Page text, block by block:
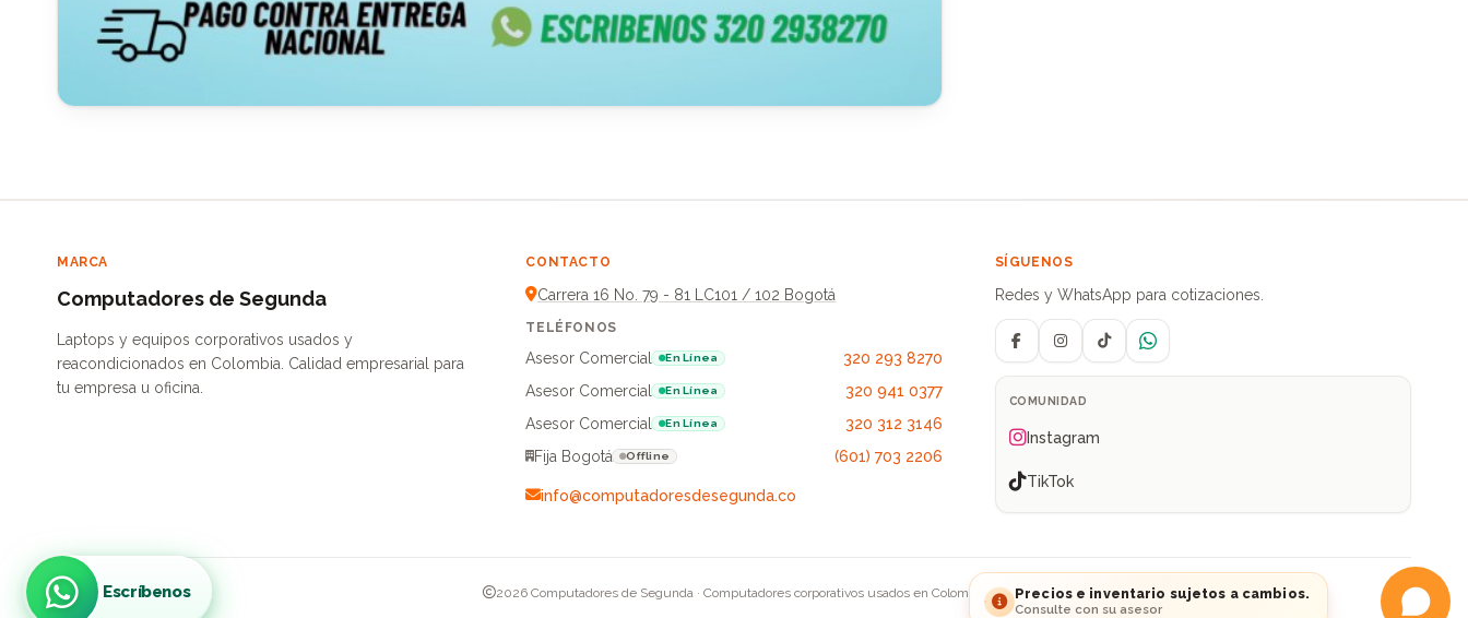
MARCA
Computadores de Segunda
Laptops y equipos corporativos usados y
reacondicionados en Colombia. Calidad empresarial para
tu empresa u oficina.
CONTACTO
Carrera 16 No. 79 - 81 LC101 / 102 Bogotá
TELÉFONOS
Asesor Comercial En Línea
320 293 8270
Asesor Comercial
En Línea
320 941 0377
Asesor Comercial
En Línea
320 312 3146
Fija Bogotá
Offline (601) 703 2206
info@computadoresdesegunda.co
SÍGUENOS
Redes y WhatsApp para cotizaciones.
FacebookInstagramTikTokWhatsApp
COMUNIDAD
Instagram
TikTok
2026 Computadores de Segunda · Computadores corporativos usados en Colombia Precios e inventario sujetos a cambios.
Consulte con su asesor
Escríbenos